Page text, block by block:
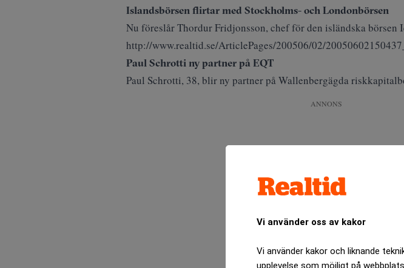
Vi använder oss av kakor
Vi använder kakor och liknande
upplevelse som möjligt på
Islandsbörsen flirtar med Stockholms- och Londonbörsen
Nu föreslår Thordur Fridjonsson, chef för den isländska börsen
http://www.realtid.se/ArticlePages/200506/02/
Paul Schrotti ny partner på EQT
Paul Schrotti, 38, blir ny partner på Wallenbergägda
ANNONS